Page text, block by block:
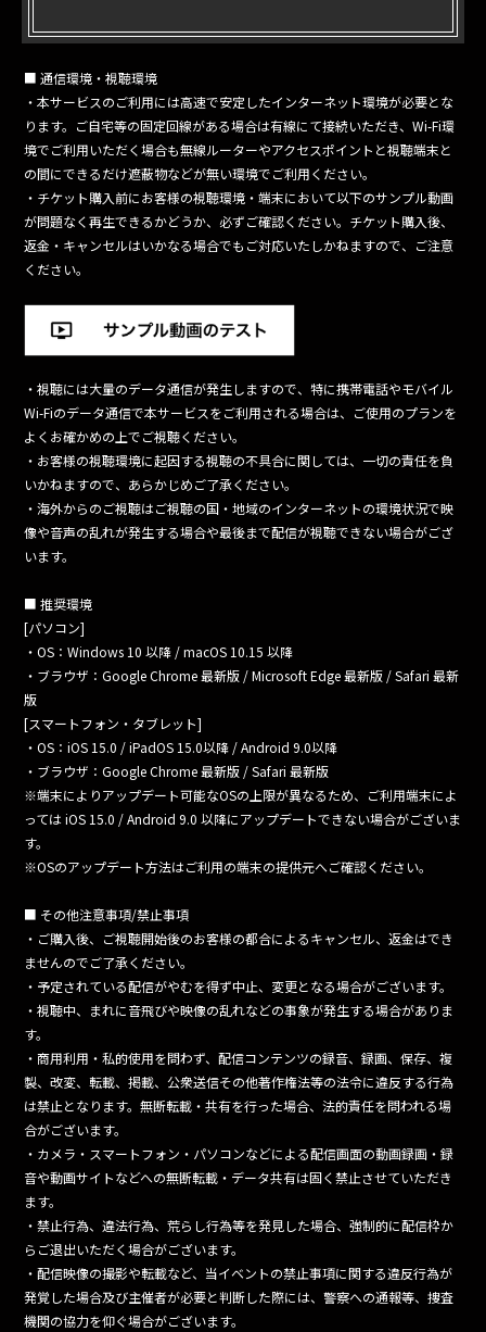
■ 通信環境・視聴環境
・本サービスのご利用には高速で安定したインターネット環境が必要とな
ります。ご自宅等の固定回線がある場合は有線にて接続いただき、Wi-Fi環
境でご利用いただく場合も無線ルーターやアクセスポイントと視聴端末と
の間にできるだけ遮蔽物などが無い環境でご利用ください。
・チケット購入前にお客様の視聴環境・端末において以下のサンプル動画
が問題なく再生できるかどうか、必ずご確認ください。チケット購入後、
返金・キャンセルはいかなる場合でもご対応いたしかねますので、ご注意
ください。
・視聴には大量のデータ通信が発生しますので、特に携帯電話やモバイル
Wi-Fiのデータ通信で本サービスをご利用される場合は、ご使用のプランを
よくお確かめの上でご視聴ください。
・お客様の視聴環境に起因する視聴の不具合に関しては、一切の責任を負
いかねますので、あらかじめご了承ください。
・海外からのご視聴はご視聴の国・地域のインターネットの環境状況で映
像や音声の乱れが発生する場合や最後まで配信が視聴できない場合がござ
います。
■ 推奨環境
[パソコン]
・OS：Windows 10 以降 / macOS 10.15 以降
・ブラウザ：Google Chrome 最新版 / Microsoft Edge 最新版 / Safari 最新
版
[スマートフォン・タブレット]
・OS：iOS 15.0 / iPadOS 15.0以降 / Android 9.0以降
・ブラウザ：Google Chrome 最新版 / Safari 最新版
※端末によりアップデート可能なOSの上限が異なるため、ご利用端末によ
っては iOS 15.0 / Android 9.0 以降にアップデートできない場合がございま
す。
※OSのアップデート方法はご利用の端末の提供元へご確認ください。
■ その他注意事項/禁止事項
・ご購入後、ご視聴開始後のお客様の都合によるキャンセル、返金はでき
ませんのでご了承ください。
・予定されている配信がやむを得ず中止、変更となる場合がございます。
・視聴中、まれに音飛びや映像の乱れなどの事象が発生する場合がありま
す。
・商用利用・私的使用を問わず、配信コンテンツの録音、録画、保存、複
製、改変、転載、掲載、公衆送信その他著作権法等の法令に違反する行為
は禁止となります。無断転載・共有を行った場合、法的責任を問われる場
合がございます。
・カメラ・スマートフォン・パソコンなどによる配信画面の動画録画・録
音や動画サイトなどへの無断転載・データ共有は固く禁止させていただき
ます。
・禁止行為、違法行為、荒らし行為等を発見した場合、強制的に配信枠か
らご退出いただく場合がございます。
・配信映像の撮影や転載など、当イベントの禁止事項に関する違反行為が
発覚した場合及び主催者が必要と判断した際には、警察への通報等、捜査
機関の協力を仰ぐ場合がございます。